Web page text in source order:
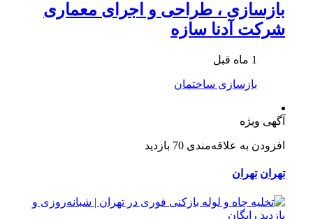
بازسازی ، طراحی و اجرای معماری
شرکت آدنا سازه
1 ماه قبل
بازسازی ساختمان
آگهی ویژه
افزودن به علاقه‌مندی 70 بازدید
تهران تهران